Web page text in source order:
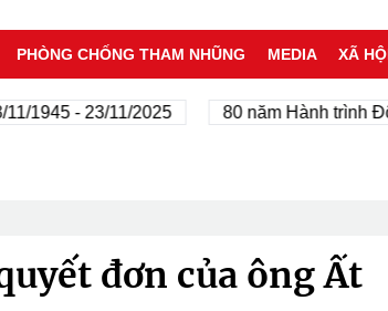
PHÒNG CHỐNG THAM NHŨNG MEDIA XÃ
- 23/11/2025 80 năm Hành trình Độc lập
đơn của ông Ất